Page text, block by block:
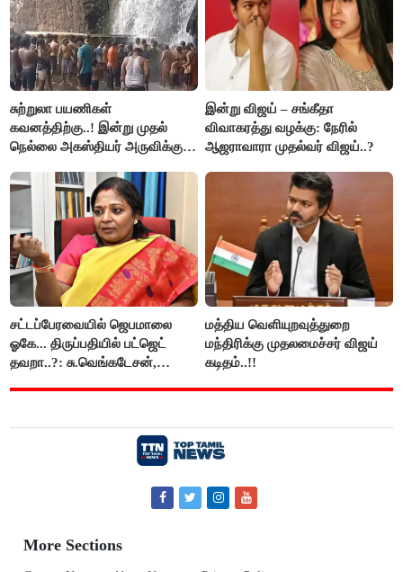
சுற்றுலா பயணிகள்
கவனத்திற்கு..! இன்று முதல்
நெல்லை அகஸ்தியர் அருவிக்கு
இன்று விஜய் – சங்கீதா
விவாகரத்து வழக்கு: நேரில்
ஆஜராவாரா முதல்வர் விஜய்..?
சட்டப்பேரவையில் ஜெபமாலை
ஓகே... திருப்பதியில் பட்ஜெட்
தவறா..?: சு.வெங்கடேசன்,
மத்திய வெளியுறவுத்துறை
மந்திரிக்கு முதலமைச்சர் விஜய்
கடிதம்..!!
More Sections